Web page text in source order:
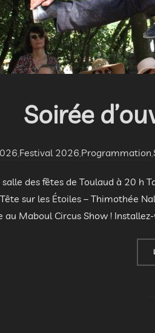
Soirée
Festival 2026 Programmation
des fêtes de Toulaud à 20 h
sur les Étoiles – Thimothée
au Maboul Circus Show !